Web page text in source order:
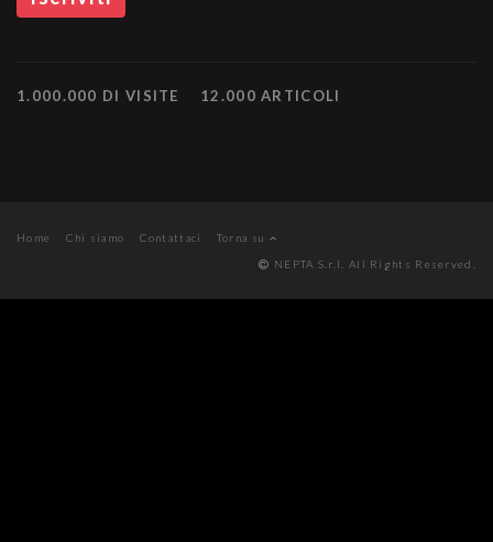
1.000.000 DI VISITE 12.000 ARTICOLI
Home Chi siamo Contattaci
Torna su
NEPTA S.r.l. All Rights Reserved.